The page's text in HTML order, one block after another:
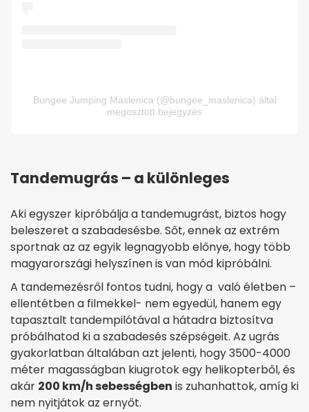
Bungee Jumping Maslenica (@bungee_maslenica) által
megosztott bejegyzés
Tandemugrás – a különleges
Aki egyszer kipróbálja a tandemugrást, biztos hogy
beleszeret a szabadesésbe. Sőt, ennek az extrém
sportnak az az egyik legnagyobb előnye, hogy több
magyarországi helyszínen is van mód kipróbálni.
A tandemezésről fontos tudni, hogy a való életben –
ellentétben a filmekkel- nem egyedül, hanem egy
tapasztalt tandempilótával a hátadra biztosítva
próbálhatod ki a szabadesés szépségeit. Az ugrás
gyakorlatban általában azt jelenti, hogy 3500-4000
méter magasságban kiugrotok egy helikopterből, és
akár 200 km/h sebességben is zuhanhattok, amíg ki
nem nyitjátok az ernyőt.